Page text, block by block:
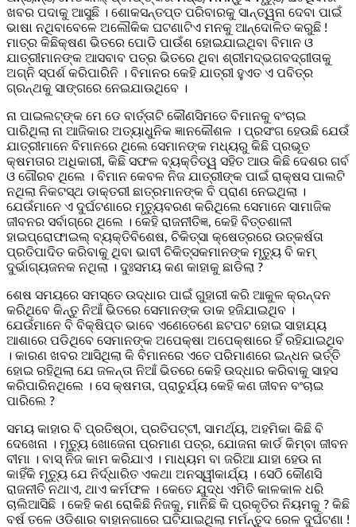
ଖବର ପଦାକୁ ଆସୁଛି । ଶୋକସନ୍ତପ୍ତ ପରିବାରକୁ ସାନ୍ତ୍ୱନା ଦେବା ପାଇଁ
ଭାଷା ନଥିବାବେଳେ ଅଲୌକିକ ଘଟଣାଟିଏ ମନକୁ ଆନ୍ଦୋଳିତ କରୁଛି !
ମାତ୍ର କିଛିକ୍ଷଣ ଭିତରେ ପୋଡି ପାଉଁଶ ହୋଇଯାଇଥିବା ବିମାନ ଓ
ଯାତ୍ରୀମାନଙ୍କ ଆସବାବ ପତ୍ର ଭିତରେ ଥିବା ଶ୍ରୀମଦ୍ଭଗବଦ୍‌ଗୀତାକୁ
ଅଗ୍ନି ସ୍ପର୍ଶ କରିପାରିନି । ବିମାନର କେହି ଯାତ୍ରୀ ହୁଏତ ଏ ପବିତ୍ର
ଗ୍ରନ୍ଥକୁ ସାଙ୍ଗରେ ନେଇଯାଉଥିବେ ।
ନା ପାଇଲଟ୍‌ଙ୍କ ମେ ଡେ ବାର୍ତ୍ତାଟି କୌଣସିମତେ ବିମାନକୁ ବଂଚାଇ
ପାରିଥିଲା ନା ଆଜିକାର ଅତ୍ୟାଧୁନିକ ଜ୍ଞାନକୌଶଳ । ପ୍ରସଂଗ ହେଉଛି ଯେଉଁ
ଯାତ୍ରୀମାନେ ବିମାନରେ ଥିଲେ ସେମାନଙ୍କ ମଧ୍ୟରୁ କିଛି ପ୍ରଭୂତ
କ୍ଷମତାର ଅଧିକାରୀ, କିଛି ସଫଳ ବ୍ୟକ୍ତିତ୍ୱ ସହିତ ଆଉ କିଛି ଦେଶର ଗର୍ବ
ଓ ଗୌରବ ଥିଲେ । ବିମାନ କେବଳ ନିଜ ଯାତ୍ରୀଙ୍କ ପାଇଁ ରାକ୍ଷସ ପାଲଟି
ନଥିଲା ନିକଟସ୍ଥ ଡାକ୍ତରୀ ଛାତ୍ରମାନଙ୍କ ବି ପ୍ରାଣ ନେଇଥିଲା ।
ଯେଉଁମାନେ ଏ ଦୁର୍ଘଟଣାରେ ମୃତ୍ୟୁବରଣ କରିଥିଲେ ସେମାନେ ସାମାଜିକ
ଜୀବନର ସର୍ବାଗ୍ରେ ଥିଲେ । କେହି ରାଜନୀତିଜ୍ଞ, କେହି ବିତ୍ତଶାଳୀ
ହାଇପ୍ରୋଫାଇଲ୍ ବ୍ୟକ୍ତିବିଶେଷ, ଚିକିତ୍ସା କ୍ଷେତ୍ରରେ ଉତ୍କର୍ଷତା
ପ୍ରତିପାଦିତ କରିବାକୁ ଥିବା ଭାବୀ ଚିକିତ୍ସକମାନଙ୍କ ମୃତ୍ୟୁ ବି କମ୍
ଦୁର୍ଭାଗ୍ୟଜନକ ନଥିଲା । ଦୁଃସମୟ କଣ କାହାକୁ ଛାଡିଲା ?
ଶେଷ ସମୟରେ ସମସ୍ତେ ଉଦ୍ଧାର ପାଇଁ ଗୁହାରୀ କରି ଆକୁଳ କ୍ରନ୍ଦନ
କରିଥିବେ କିନ୍ତୁ ନିଆଁ ଭିତରେ ସେମାନଙ୍କ ଡାକ ହଜିଯାଇଥିବ ।
ଯେଉଁମାନେ ବି ବିକ୍ଷିପ୍ତ ଭାବେ ଏଣେତେଣେ ଛଟପଟ ହୋଇ ସାହାଯ୍ୟ
ଆଶାରେ ପଡିଥିବେ ସେମାନଙ୍କ ଅପେକ୍ଷା ଅପେକ୍ଷାରେ ହିଁ ରହିଯାଇଥିବ
। କାରଣ ଖବର ଆସିଥିଲା କି ବିମାନରେ ଏତେ ପରିମାଣରେ ଇନ୍ଧନ ଭର୍ତ୍ତି
ହୋଇ ରହିଥିଲା ଯେ ଜଳନ୍ତା ନିଆଁ ଭିତରେ କେହି ଉଦ୍ଧାର କରିବାକୁ ସାହସ
କରିପାରିନଥିଲେ । ସେ କ୍ଷମତା, ପ୍ରାଚୁର୍ଯ୍ୟ କେହି କଣ ଜୀବନ ବଂଚାଇ
ପାରିଲେ ?
ସମୟ କାହାର ବି ପ୍ରତିଷ୍ଠା, ପ୍ରତିପଟ୍ଟୀ, ସାମର୍ଥ୍ୟ, ଅହମିକା କିଛି ବି
ଦେଖେନା । ମୃତ୍ୟୁ ଖୋଜେନା ପ୍ରମାଣ ପତ୍ର, ଯୋଜନା କାର୍ଡ କିମ୍ବା ଜୀବନ
ବୀମା । ବାସ୍ ନିଜ କାମ କରିଯାଏ । ମାଧ୍ୟମ ବା ଜରିଆ ଯାହା ହେଉ ନା
କାହିଁକି ମୃତ୍ୟୁ ଯେ ନିର୍ଦ୍ଧାରିତ ଏକଥା ଅନସ୍ୱୀକାର୍ଯ୍ୟ । ସେଠି କୌଣସି
ରାଜନୀତି ନଥାଏ, ଥାଏ କର୍ମଫଳ । କେତେ ଯୁଦ୍ଧ ଏମିତି କାଳକାଳ ଧରି
ଚାଲିଆସିଛି । କେହି କଣ ରୋକିଛି ନିଜକୁ, ମାନିଛି କି ପ୍ରକୃତିର ନିୟମକୁ ? କିଛି
ବର୍ଷ ତଳେ ଓଡିଶାର ବାହାନଗାରେ ଘଟିଯାଇଥିଲା ମର୍ମନ୍ତୁଦ ରେଳ ଦୁର୍ଘଟଣା !